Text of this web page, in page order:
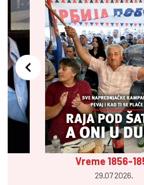
Vreme 1856-
29.07 2026.